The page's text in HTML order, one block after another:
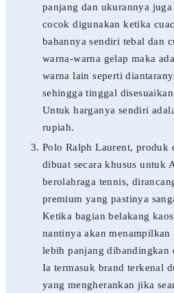
panjang dan ukurannya
cocok digunakan ketika
bahannya sendiri tebal dan
warna-warna gelap maka
warna lain seperti
sehingga tinggal
Untuk harganya sendiri
rupiah.
Polo Ralph Laurent, produk
dibuat secara khusus untuk
berolahraga tennis,
premium yang pastinya
Ketika bagian belakang
nantinya akan
lebih panjang dibandingkan
Ia termasuk brand terkenal
yang mengherankan jika